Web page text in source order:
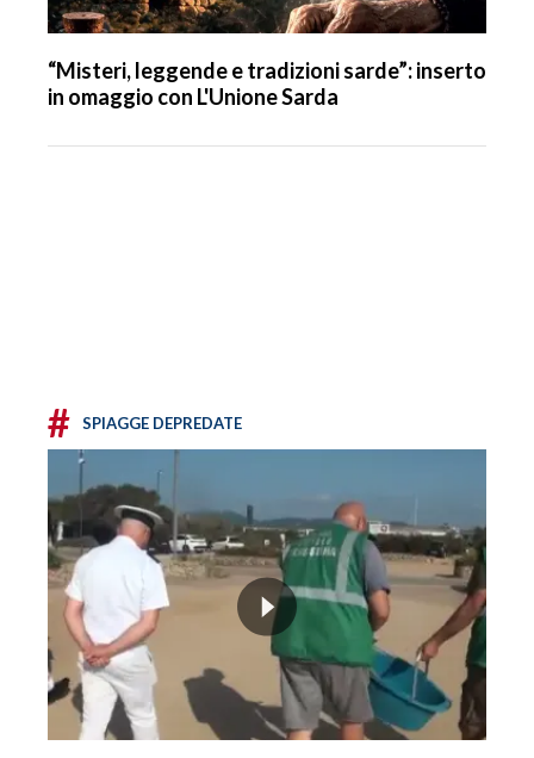
“Misteri, leggende e tradizioni sarde”: inserto
in omaggio con L'Unione Sarda
# SPIAGGE DEPREDATE